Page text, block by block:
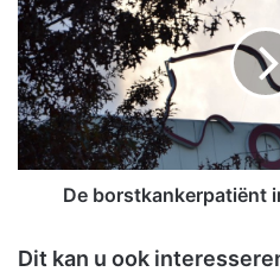
a
g
n
e
'
1
D
t
b
o
r
s
t
k
a
r
De borstkankerpatiënt
Dit kan u ook